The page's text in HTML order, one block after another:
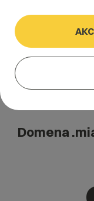
Domena